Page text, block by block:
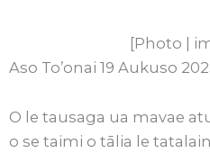
[Photo |
Aso To’onai 19 Aukuso
O le tausaga ua mavae
o se taimi o tālia le